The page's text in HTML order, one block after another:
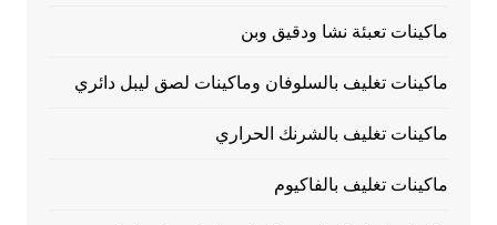
ماكينات تعبئة نشا ودقيق وبن
ماكينات تغليف بالسلوفان وماكينات لصق ليبل دائري
ماكينات تغليف بالشرنك الحراري
ماكينات تغليف بالفاكيوم